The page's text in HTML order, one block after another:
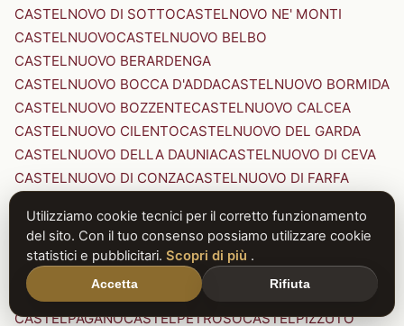
CASTELNOVO DI SOTTOCASTELNOVO NE' MONTI
CASTELNUOVOCASTELNUOVO BELBO
CASTELNUOVO BERARDENGA
CASTELNUOVO BOCCA D'ADDACASTELNUOVO BORMIDA
CASTELNUOVO BOZZENTECASTELNUOVO CALCEA
CASTELNUOVO CILENTOCASTELNUOVO DEL GARDA
CASTELNUOVO DELLA DAUNIACASTELNUOVO DI CEVA
CASTELNUOVO DI CONZACASTELNUOVO DI FARFA
CASTELNUOVO DI PORTO CASTELNUOVO DON BOSCO
CASTELNUOVO MAGRACASTELNUOVO NIGRA
CASTELNUOVO PARANOCASTELNUOVO RANGONE
CASTELNUOVO SCRIVIA
CASTELNUOVO VAL DI CECINA
CASTELPAGANOCASTELPETROSOCASTELPIZZUTO
Utilizziamo cookie tecnici per il corretto funzionamento
del sito. Con il tuo consenso possiamo utilizzare cookie
statistici e pubblicitari. Scopri di più .
Accetta Rifiuta